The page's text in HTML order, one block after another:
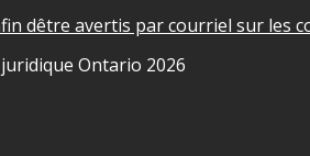
dêtre avertis par courriel sur les
Ontario 2026